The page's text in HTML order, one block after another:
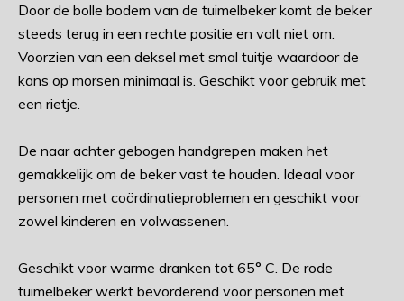
Door de bolle bodem van de tuimelbeker komt de beker
steeds terug in een rechte positie en valt niet om.
Voorzien van een deksel met smal tuitje waardoor de
kans op morsen minimaal is. Geschikt voor gebruik met
een rietje.
De naar achter gebogen handgrepen maken het
gemakkelijk om de beker vast te houden. Ideaal voor
personen met coördinatieproblemen en geschikt voor
zowel kinderen en volwassenen.
Geschikt voor warme dranken tot 65° C. De rode
tuimelbeker werkt bevorderend voor personen met